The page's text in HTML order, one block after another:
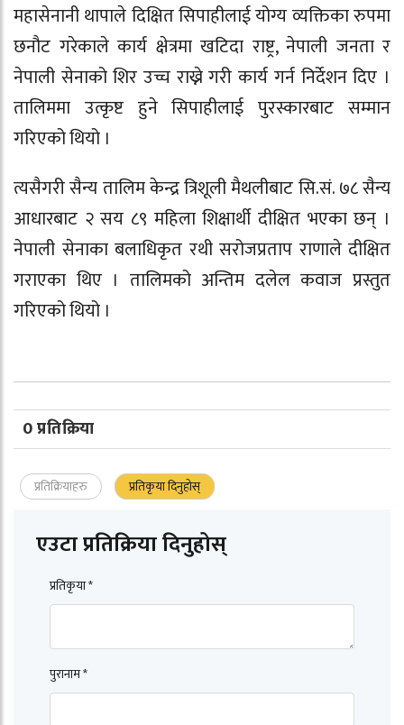
महासेनानी थापाले दिक्षित सिपाहीलाई योग्य व्यक्तिका रुपमा
छनौट गरेकाले कार्य क्षेत्रमा खटिदा राष्ट्र, नेपाली जनता र
नेपाली सेनाको शिर उच्च राख्ने गरी कार्य गर्न निर्देशन दिए ।
तालिममा उत्कृष्ट हुने सिपाहीलाई पुरस्कारबाट सम्मान
गरिएको थियो ।
त्यसैगरी सैन्य तालिम केन्द्र त्रिशूली मैथलीबाट सि.सं. ७८ सैन्य
आधारबाट २ सय ८९ महिला शिक्षार्थी दीक्षित भएका छन् ।
नेपाली सेनाका बलाधिकृत रथी सरोजप्रताप राणाले दीक्षित
गराएका थिए । तालिमको अन्तिम दलेल कवाज प्रस्तुत
गरिएको थियो ।
0 प्रतिक्रिया
प्रतिक्रियाहरु प्रतिकृया दिनुहोस्
एउटा प्रतिक्रिया दिनुहोस्
प्रतिकृया *
पुरानाम *